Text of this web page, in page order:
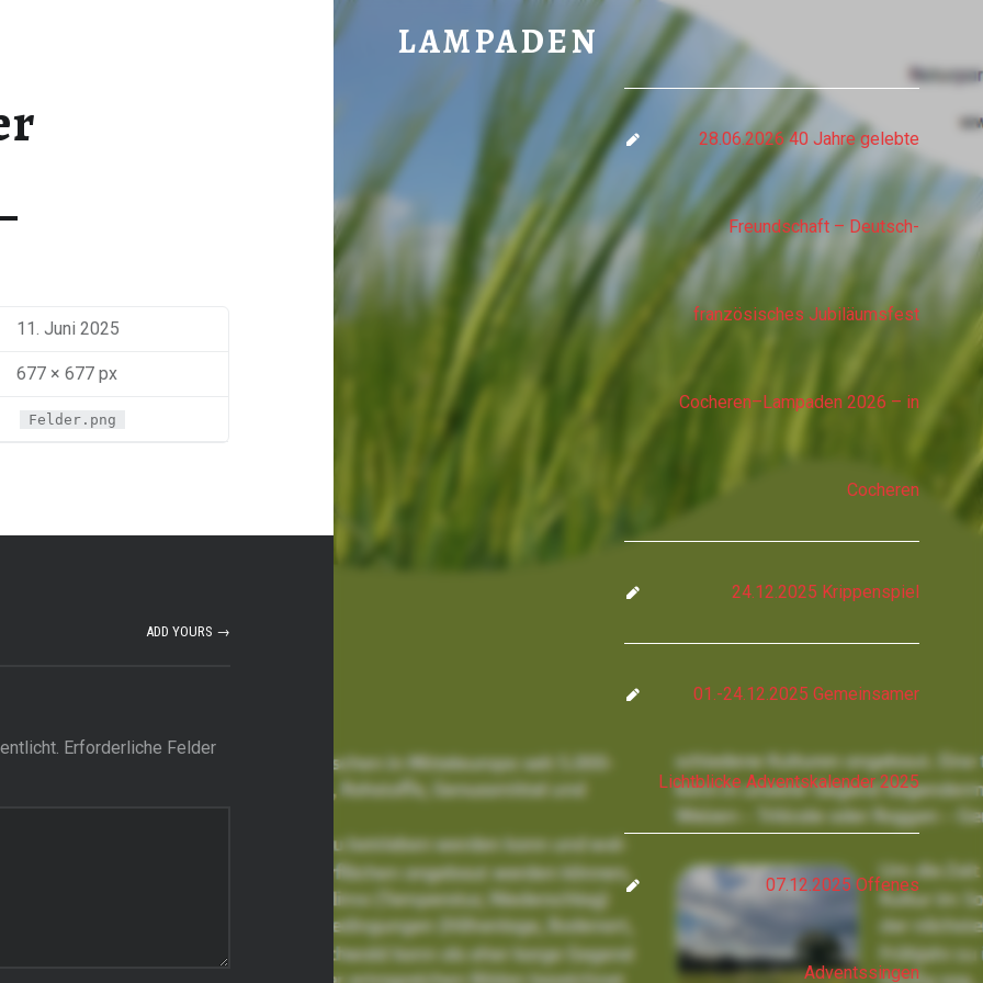
LAMPADEN
28.06.2026 40 Jahre gelebte
Freundschaft – Deutsch-
französisches Jubiläumsfest
Cocheren–Lampaden 2026 – in
Cocheren
24.12.2025 Krippenspiel
01.-24.12.2025 Gemeinsamer
Lichtblicke Adventskalender 2025
07.12.2025 Offenes
Adventssingen
11. Juni 2025
677 × 677 px
Felder.png
ADD YOURS →
Erforderliche Felder